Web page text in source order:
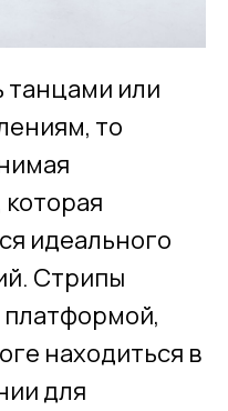
танцами или
то
идеального
Стрипы
находиться в
для